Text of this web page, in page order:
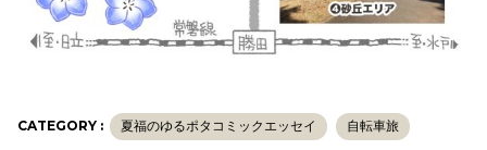
CATEGORY : 夏福のゆるポタコミックエッセイ 自転車旅